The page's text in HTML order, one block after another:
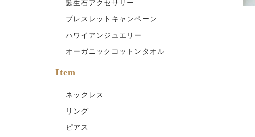
誕生石アクセサリー
ブレスレットキャンペーン
ハワイアンジュエリー
オーガニックコットンタオル
Item
ネックレス
リング
ピアス